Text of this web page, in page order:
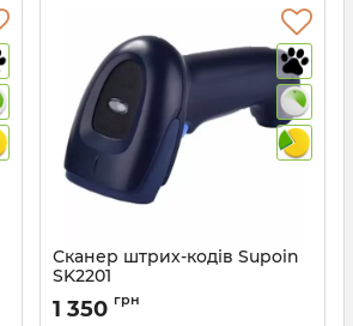
Сканер штрих-кодів Supoin
SK2201
Артикул:322
1 350 грн